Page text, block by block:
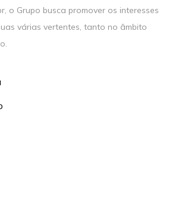
o Grupo busca promover os interesses
várias vertentes, tanto no âmbito